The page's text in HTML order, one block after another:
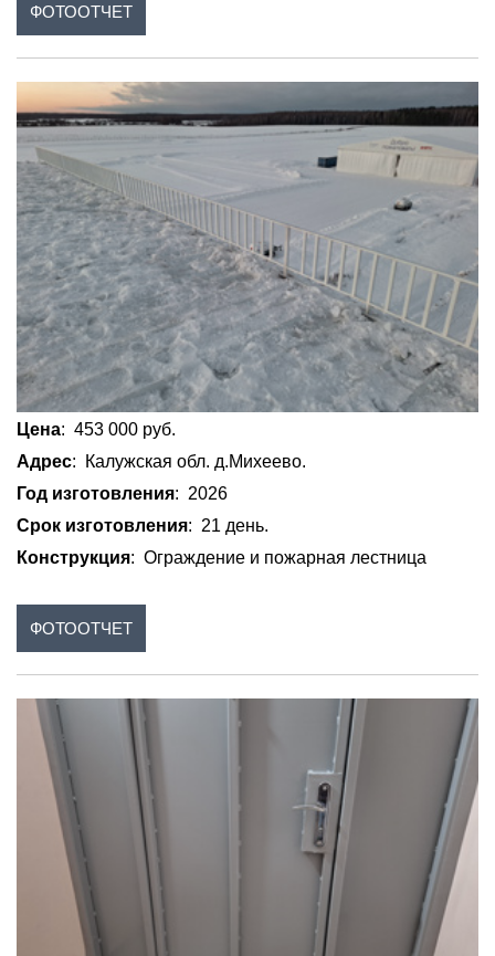
ФОТООТЧЕТ
Цена: 453 000 руб.
Адрес: Калужская обл. д.Михеево.
Год изготовления: 2026
Срок изготовления: 21 день.
Конструкция: Ограждение и пожарная лестница
ФОТООТЧЕТ